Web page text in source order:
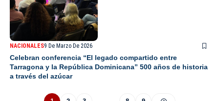
NACIONALES9 De Marzo De 2026
Celebran conferencia “El legado compartido entre
Tarragona y la República Dominicana” 500 años de historia
a través del azúcar